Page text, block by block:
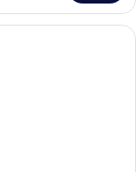
topp kvalitet, minibar